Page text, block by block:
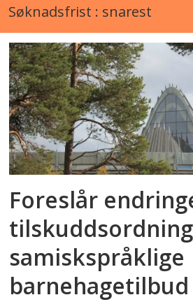
Søknadsfrist : snarest
Foreslår
samiskspråklige
barnehagetilbud